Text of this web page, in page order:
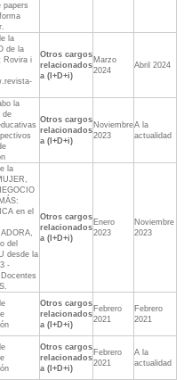
papers
la
de la
Rovira i
Otros cargos
relacionados
a (I+D+i)
Marzo
2024
Abril 2024
la
de
Otros cargos
relacionados
a (I+D+i)
Noviembre
2023
A la
actualidad
la
en el
del
desde la
-
Otros cargos
relacionados
a (I+D+i)
Enero
2023
Noviembre
2023
Otros cargos
relacionados
a (I+D+i)
Febrero
2021
Febrero
2021
Otros cargos
relacionados
a (I+D+i)
Febrero
2021
A la
actualidad